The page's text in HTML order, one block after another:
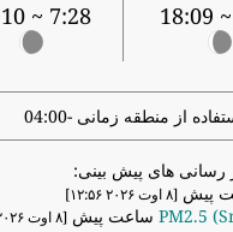
7:28 ~ 18:10
رسانی های پیش بینی:
[۸ اوت ۲۰۲۶ ۱۲:۵۶]
PM2.5 [۸ اوت ۲۰۲۶ ۱۳:۲۶]